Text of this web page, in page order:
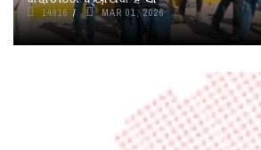
14916 MAR 01, 2026